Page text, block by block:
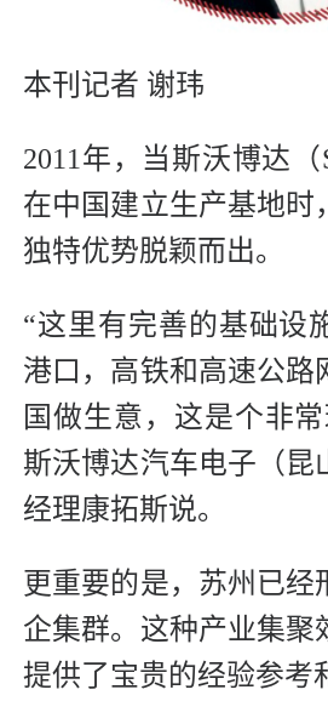
本刊记者 谢玮
2011年，当斯沃博达（
在中国建立生产基地时
独特优势脱颖而出。
“这里有完善的基础设
港口，高铁和高速公路
国做生意，这是个非
斯沃博达汽车电子（昆
经理康拓斯说。
更重要的是，苏州已经
企集群。这种产业集聚
提供了宝贵的经验参考